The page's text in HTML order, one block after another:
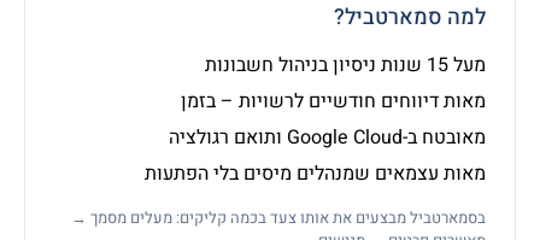
למה סמארטביל?
מעל 15 שנות ניסיון בניהול חשבונות
מאות דיווחים חודשיים לרשויות – בזמן
מאובטח ב-Google Cloud ותואם רגולציה
מאות עצמאים שמנהלים מיסים בלי הפתעות
בסמארטביל מבצעים את אותו צעד בכמה קליקים: מעלים מסמך →